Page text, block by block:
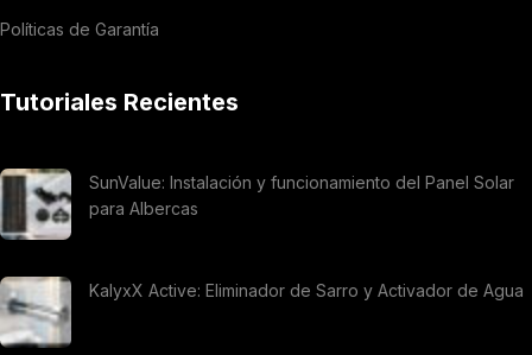
Políticas de Garantía
Tutoriales Recientes
SunValue: Instalación y funcionamiento del Panel Solar
para Albercas
KalyxX Active: Eliminador de Sarro y Activador de Agua